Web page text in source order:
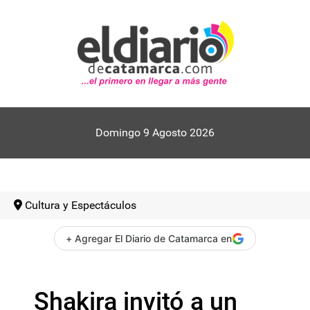
Domingo 9 Agosto 2026
Cultura y Espectáculos
+ Agregar El Diario de Catamarca en
Shakira invitó a un